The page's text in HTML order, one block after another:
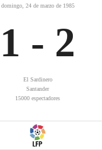
domingo, 24 de marzo de 1985
1 - 2
El Sardinero
Santander
15000 espectadores